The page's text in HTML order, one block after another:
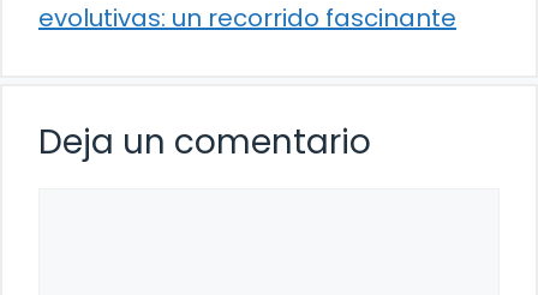
evolutivas: un recorrido fascinante
Deja un comentario